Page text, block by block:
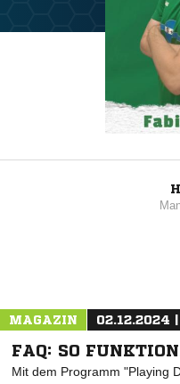
MAGAZIN 02.12.2024
FAQ: SO
Mit dem Programm "Playing